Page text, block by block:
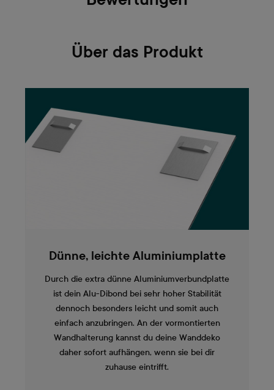
Über das Produkt
Dünne, leichte Aluminiumplatte
Durch die extra dünne Aluminiumverbundplatte
ist dein Alu-Dibond bei sehr hoher Stabilität
dennoch besonders leicht und somit auch
einfach anzubringen. An der vormontierten
Wandhalterung kannst du deine Wanddeko
daher sofort aufhängen, wenn sie bei dir
zuhause eintrifft.